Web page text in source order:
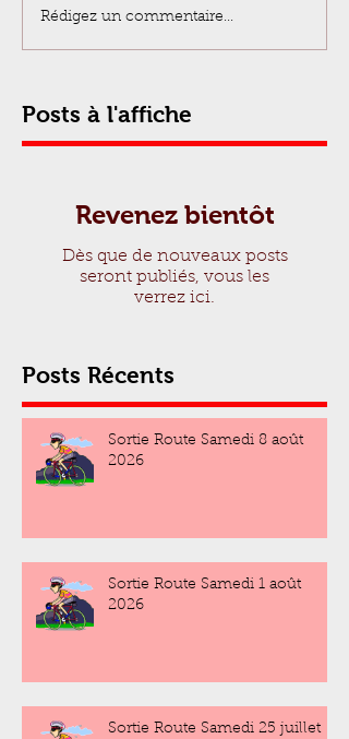
Rédigez un commentaire...
Posts à l'affiche
Revenez bientôt
Dès que de nouveaux posts
seront publiés, vous les
verrez ici.
Posts Récents
Sortie Route Samedi 8 août
2026
Sortie Route Samedi 1 août
2026
Sortie Route Samedi 25 juillet